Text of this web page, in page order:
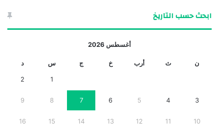
ابحث حسب التاريخ
أغسطس 2026
ن ث أرب خ ج س د
1
2
3
4
5
6
7
8
9
10
11
12
13
14
15
16